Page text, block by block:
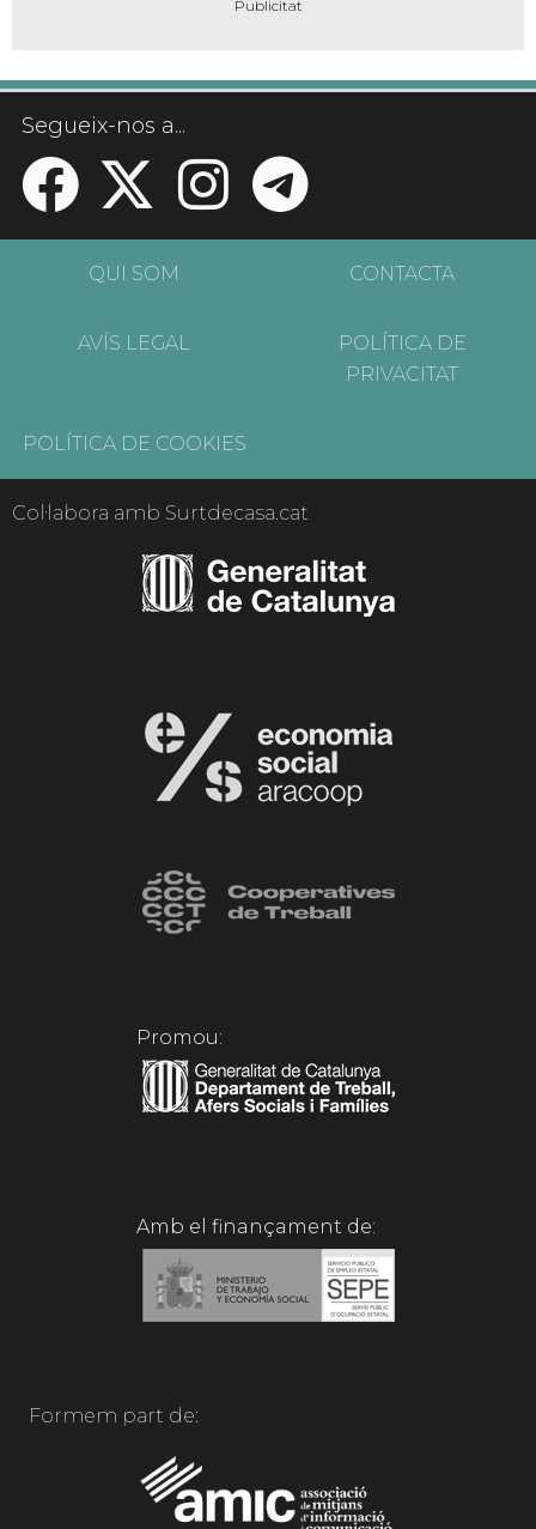
Segueix-nos a...
QUI SOM CONTACTA
AVÍS LEGAL
POLÍTICA DE
PRIVACITAT
POLÍTICA DE COOKIES
Col·labora amb Surtdecasa.cat
Promou:
Amb el finançament de:
Formem part de: